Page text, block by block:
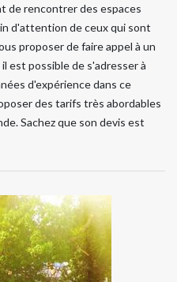
de rencontrer des espaces
d'attention de ceux qui sont
proposer de faire appel à un
est possible de s'adresser à
d'expérience dans ce
des tarifs très abordables
Sachez que son devis est